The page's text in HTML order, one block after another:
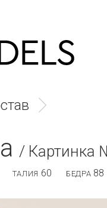
/ Картинка
ТАЛИЯ 60 БЕДРА 88